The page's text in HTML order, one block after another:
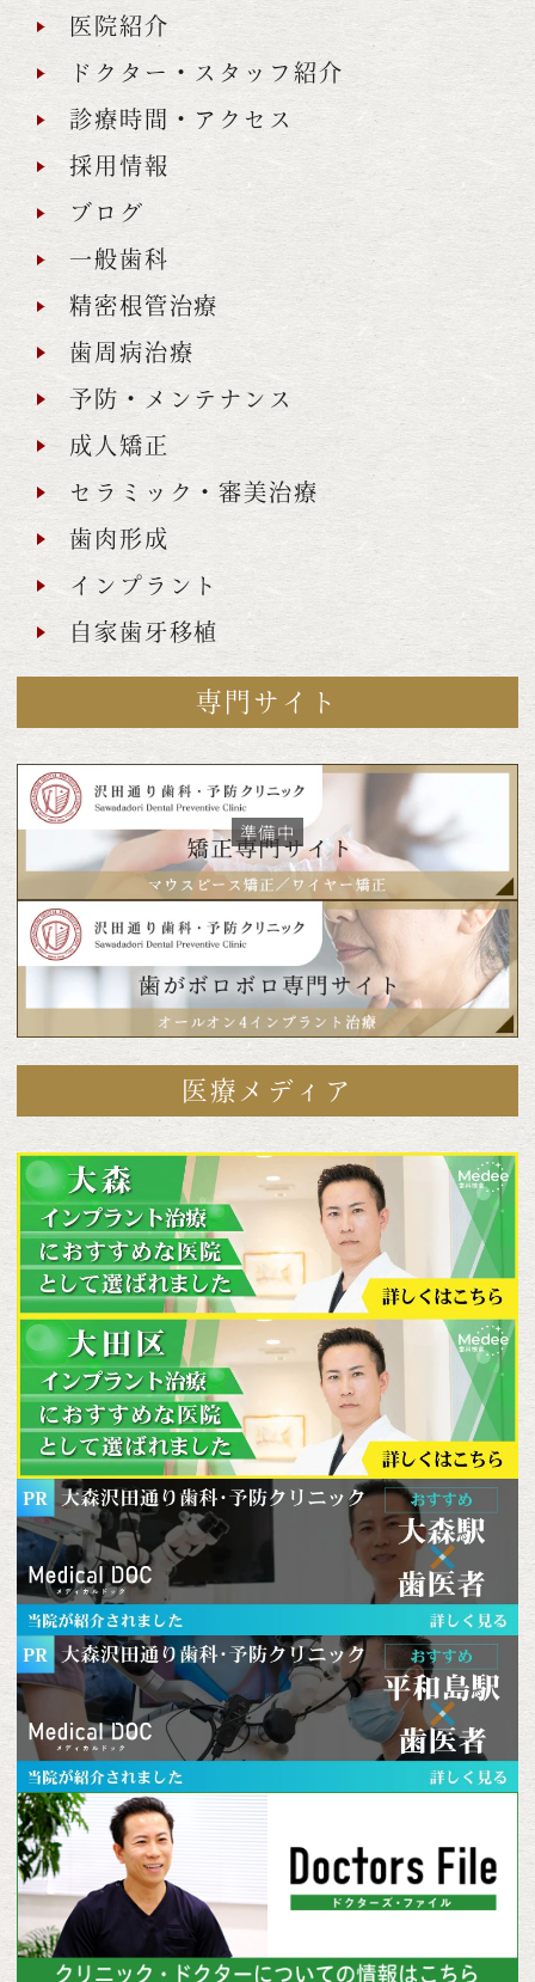
医院紹介
ドクター・スタッフ紹介
診療時間・アクセス
採用情報
ブログ
一般歯科
精密根管治療
歯周病治療
予防・メンテナンス
成人矯正
セラミック・審美治療
歯肉形成
インプラント
自家歯牙移植
専門サイト
医療メディア